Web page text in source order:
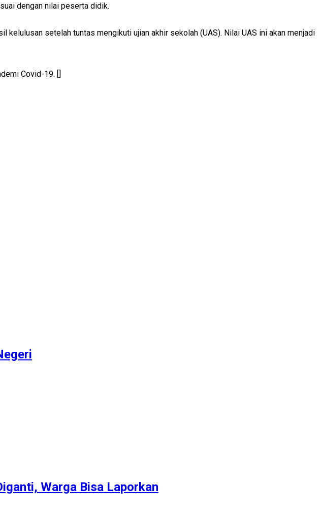
dengan nilai peserta didik.
setelah tuntas mengikuti ujian akhir sekolah (UAS). Nilai UAS ini akan menjadi
Covid-19. []
Warga Bisa Laporkan